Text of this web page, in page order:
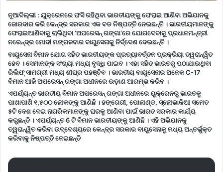
ନୂଆଦିଲ୍ଲୀ : ୟୁକ୍ରେନରେ ଫସି ରହିଥିବା ଭାରତୀୟଙ୍କୁ ଫେରାଇ ଆଣିବା ଅଭିଯାନକୁ
ଜୋରଦାର କରି କେନ୍ଦ୍ର ସରକାର ଏକ ବଡ ନିଷ୍ପତ୍ତି ନେଇଛନ୍ତି । ଭାରତୀୟମାନଙ୍କୁ
ଫେରାଇଆଣିବାକୁ ଚାଲିଥିବା ‘ଅପରେସନ୍ ଗଙ୍ଗା’ରେ ଯୋଗଦେବାକୁ ପ୍ରଧାନମନ୍ତ୍ରୀ
ନରେନ୍ଦ୍ର ମୋଦୀ ମଙ୍ଗଳବାର ବାୟୁସେନାକୁ ନିର୍ଦ୍ଦେଶ ଦେଇଛନ୍ତି ।
ବାୟୁସେନା ବିମାନ ଯୋଗ ସହିତ ଭାରତୀୟଙ୍କ ପ୍ରତ୍ୟାବର୍ତ୍ତନ ପ୍ରକ୍ରିୟା ତ୍ୱରାନ୍ୱିତ
ହେବ । ସେମାନଙ୍କ ସଂଖ୍ୟା ମଧ୍ୟ ବୃଦ୍ଧି ପାଇବ । ଏହା ସହିତ ଭାରତରୁ ପଠାଯାଉଥିବା
ରିଲିଫ୍ ସାମଗ୍ରୀ ମଧ୍ୟ ଶୀଘ୍ର ପହଞ୍ଚିବ । ଭାରତୀୟ ବାୟୁସେନାର ଅନେକ C-17
ବିମାନ ଆଜି ଅପରେସନ୍ ଗଙ୍ଗା ଅଧୀନରେ ଉଡ଼ାଣ ଆରମ୍ଭ କରିବ ।
ଏପର୍ଯ୍ୟନ୍ତ ଭାରତୀୟ ବିମାନ ଅପରେସନ୍ ଗଙ୍ଗା ଅଧୀନରେ ୟୁକ୍ରେନରୁ ଭାରତକୁ
ପାଖାପାଖି ୧,୫୦୦ ଲୋକଙ୍କୁ ଆଣିଛି । ହଙ୍ଗେରୀ, ପୋଲାଣ୍ଡ, ସ୍ଲୋଭାକିଆ ସମେତ
୫ଟି ଦେଶ ଦେଇ ନାଗରିକମାନଙ୍କୁ ଘରକୁ ଆଣିବା ପାଇଁ ଭାରତ ସରକାର କାର୍ଯ୍ୟ
କରୁଛନ୍ତି । ଏପର୍ଯ୍ୟନ୍ତ 6 ଟି ବିମାନ ଭାରତୀୟଙ୍କୁ ଆଣିଛି । ଏହି ଅଭିଯାନକୁ
ତ୍ୱରାନ୍ୱିତ କରିବା ଉଦ୍ଦେଶ୍ୟରେ କେନ୍ଦ୍ର ସରକାର ବାୟୁସେନାକୁ ମଧ୍ୟ ଅନ୍ତର୍ଭୁକ୍ତ
କରିବାକୁ ନିଷ୍ପତ୍ତି ନେଇଛନ୍ତି